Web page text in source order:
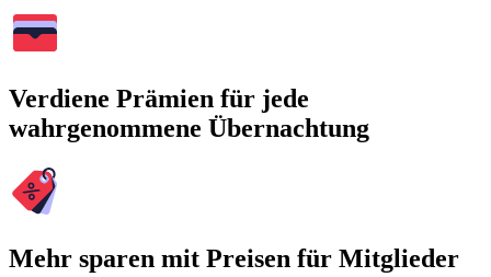
Verdiene Prämien für jede
wahrgenommene Übernachtung
Mehr sparen mit Preisen für Mitglieder